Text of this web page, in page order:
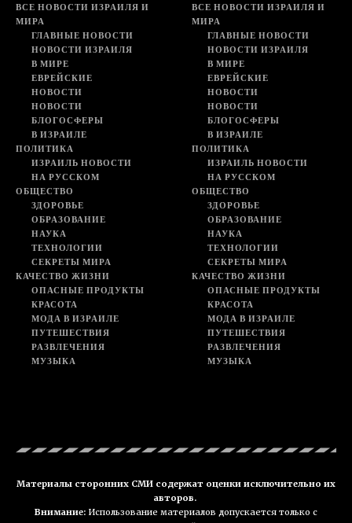
ВСЕ НОВОСТИ ИЗРАИЛЯ И
МИРА
ГЛАВНЫЕ НОВОСТИ
НОВОСТИ ИЗРАИЛЯ
В МИРЕ
ЕВРЕЙСКИЕ
НОВОСТИ
НОВОСТИ
БЛОГОСФЕРЫ
В ИЗРАИЛЕ
ПОЛИТИКА
ИЗРАИЛЬ НОВОСТИ
НА РУССКОМ
ОБЩЕСТВО
ЗДОРОВЬЕ
ОБРАЗОВАНИЕ
НАУКА
ТЕХНОЛОГИИ
СЕКРЕТЫ МИРА
КАЧЕСТВО ЖИЗНИ
ОПАСНЫЕ ПРОДУКТЫ
КРАСОТА
МОДА В ИЗРАИЛЕ
ПУТЕШЕСТВИЯ
РАЗВЛЕЧЕНИЯ
МУЗЫКА
ВСЕ НОВОСТИ ИЗРАИЛЯ И
МИРА
ГЛАВНЫЕ НОВОСТИ
НОВОСТИ ИЗРАИЛЯ
В МИРЕ
ЕВРЕЙСКИЕ
НОВОСТИ
НОВОСТИ
БЛОГОСФЕРЫ
В ИЗРАИЛЕ
ПОЛИТИКА
ИЗРАИЛЬ НОВОСТИ
НА РУССКОМ
ОБЩЕСТВО
ЗДОРОВЬЕ
ОБРАЗОВАНИЕ
НАУКА
ТЕХНОЛОГИИ
СЕКРЕТЫ МИРА
КАЧЕСТВО ЖИЗНИ
ОПАСНЫЕ ПРОДУКТЫ
КРАСОТА
МОДА В ИЗРАИЛЕ
ПУТЕШЕСТВИЯ
РАЗВЛЕЧЕНИЯ
МУЗЫКА
Материалы сторонних СМИ содержат оценки исключительно их
авторов.
Внимание: Использование материалов допускается только с